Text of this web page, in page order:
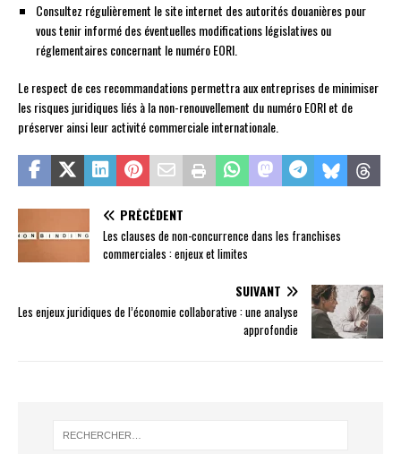
Consultez régulièrement le site internet des autorités douanières pour
vous tenir informé des éventuelles modifications législatives ou
réglementaires concernant le numéro EORI.
Le respect de ces recommandations permettra aux entreprises de minimiser
les risques juridiques liés à la non-renouvellement du numéro EORI et de
préserver ainsi leur activité commerciale internationale.
PRÉCÉDENT
Les clauses de non-concurrence dans les franchises
commerciales : enjeux et limites
SUIVANT
Les enjeux juridiques de l’économie collaborative : une analyse
approfondie